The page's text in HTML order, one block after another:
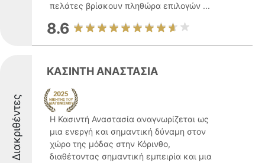
πελάτες βρίσκουν πληθώρα επιλογών ...
8.6
Διακριθέντες
ΚΑΣΙΝΤΗ ΑΝΑΣΤΑΣΙΑ
Η Κασιντή Αναστασία αναγνωρίζεται ως
μια ενεργή και σημαντική δύναμη στον
χώρο της μόδας στην Κόρινθο,
διαθέτοντας σημαντική εμπειρία και μια